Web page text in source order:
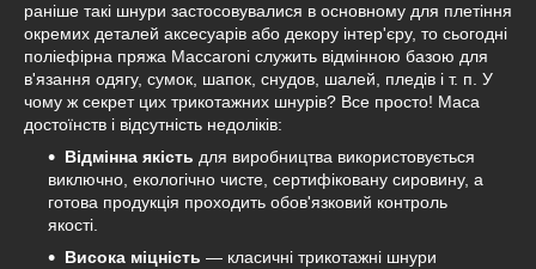
раніше такі шнури застосовувалися в основному для плетіння
окремих деталей аксесуарів або декору інтер'єру, то сьогодні
поліефірна пряжа Maccaroni служить відмінною базою для
в'язання одягу, сумок, шапок, снудов, шалей, пледів і т. п. У
чому ж секрет цих трикотажних шнурів? Все просто! Маса
достоїнств і відсутність недоліків:
Відмінна якість для виробництва використовується
виключно, екологічно чисте, сертифіковану сировину, а
готова продукція проходить обов'язковий контроль
якості.
Висока міцність — класичні трикотажні шнури